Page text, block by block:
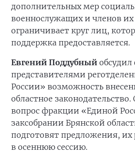
дополнительных мер
военнослужащих и членов
ограничивает круг лиц,
поддержка предоставляется.
Евгений Поддубный обсудил
представителями
России» возможность
областное
вопрос фракции «Единой
заксобрании Брянской
подготовят предложения, их
в осеннюю сессию.